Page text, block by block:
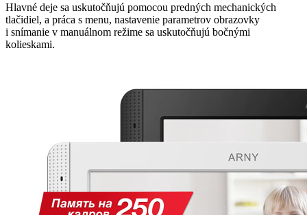
Hlavné deje sa uskutočňujú pomocou predných mechanických
tlačidiel, a práca s menu, nastavenie parametrov obrazovky
i snímanie v manuálnom režime sa uskutočňujú bočnými
kolieskami.